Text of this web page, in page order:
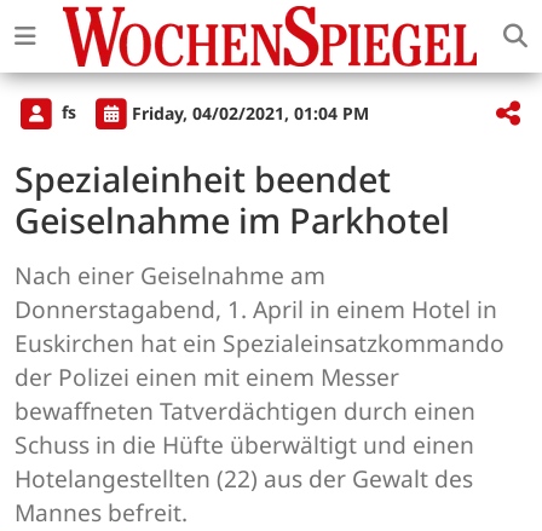
fs Friday, 04/02/2021, 01:04 PM
Spezialeinheit beendet
Geiselnahme im Parkhotel
Nach einer Geiselnahme am
Donnerstagabend, 1. April in einem Hotel in
Euskirchen hat ein Spezialeinsatzkommando
der Polizei einen mit einem Messer
bewaffneten Tatverdächtigen durch einen
Schuss in die Hüfte überwältigt und einen
Hotelangestellten (22) aus der Gewalt des
Mannes befreit.